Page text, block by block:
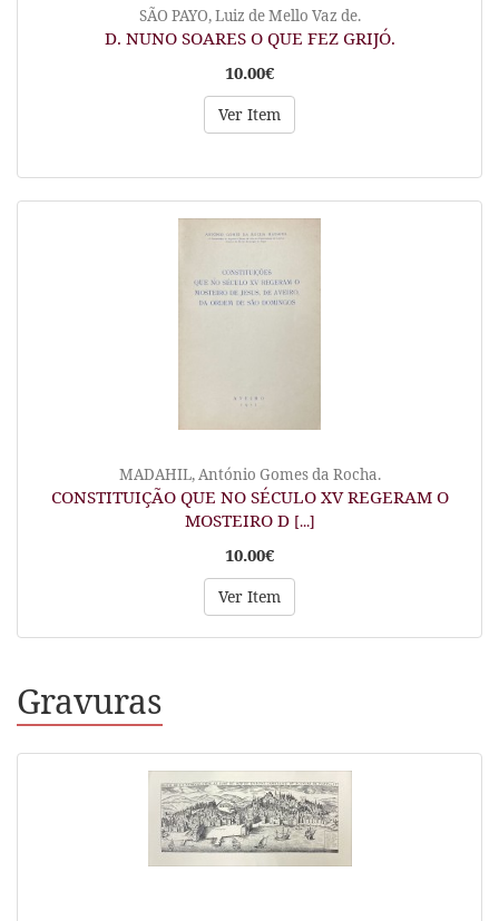
SÃO PAYO, Luiz de Mello Vaz de.
D. NUNO SOARES O QUE FEZ GRIJÓ.
10.00€
Ver Item
MADAHIL, António Gomes da Rocha.
CONSTITUIÇÃO QUE NO SÉCULO XV REGERAM O
MOSTEIRO D [...]
10.00€
Ver Item
Gravuras